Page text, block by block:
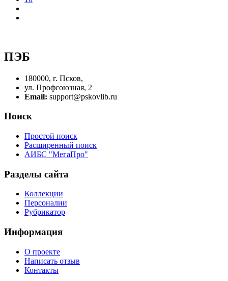
ПЭБ
180000, г. Псков,
ул. Профсоюзная, 2
Email: support@pskovlib.ru
Поиск
Простой поиск
Расширенный поиск
АИБС "МегаПро"
Разделы сайта
Коллекции
Персоналии
Рубрикатор
Информация
О проекте
Написать отзыв
Контакты